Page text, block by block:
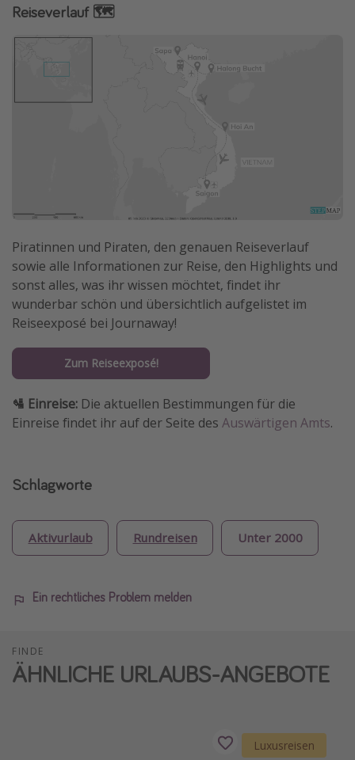
Reiseverlauf 🗺
Piratinnen und Piraten, den genauen Reiseverlauf
sowie alle Informationen zur Reise, den Highlights und
sonst alles, was ihr wissen möchtet, findet ihr
wunderbar schön und übersichtlich aufgelistet im
Reiseexposé bei Journaway!
Zum Reiseexposé!
🛂 Einreise: Die aktuellen Bestimmungen für die
Einreise findet ihr auf der Seite des Auswärtigen Amts.
Schlagworte
Aktivurlaub Rundreisen Unter 2000
Ein rechtliches Problem melden
FINDE
ÄHNLICHE URLAUBS-ANGEBOTE
Luxusreisen